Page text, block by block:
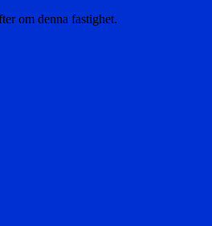
om denna fastighet.